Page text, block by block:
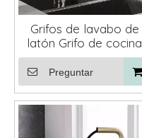
Grifos de lavabo de
latón Grifo de cocina
extraíble
Preguntar